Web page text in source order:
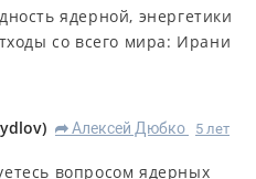
ядерной, энергетики
со всего мира: Ирани
) R Алексей Дюбко
5 лет
вопросом ядерных